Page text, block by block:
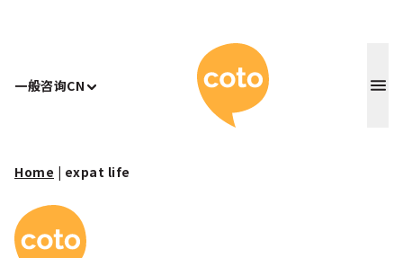
一般咨询CN Coto 日本
Home | expat life
Coto 日本语学校